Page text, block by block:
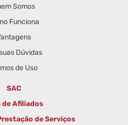
Somos
Funciona
Dúvidas
de Uso
SAC
de Afiliados
de Serviços